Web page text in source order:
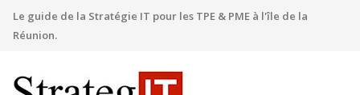
Le guide de la Stratégie IT pour les TPE & PME à l'île de la
Réunion.